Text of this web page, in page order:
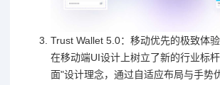
Trust Wallet 5.0：移动优先的极致体
在移动端UI设计上树立了新的行业标
面"设计理念，通过自适应布局与手势